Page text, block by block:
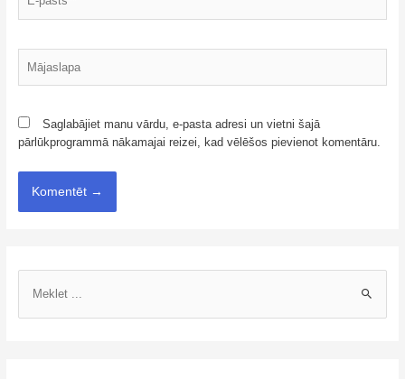
Saglabājiet manu vārdu, e-pasta adresi un vietni šajā
pārlūkprogrammā nākamajai reizei, kad vēlēšos pievienot komentāru.